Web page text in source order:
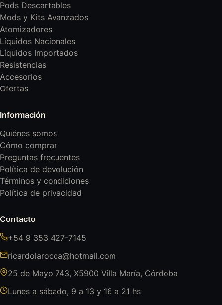
Pods Descartables
Mods y Kits Avanzados
Atomizadores
Líquidos Nacionales
Líquidos Importados
Resistencias
Accesorios
Ofertas
Información
Quiénes somos
Cómo comprar
Preguntas frecuentes
Política de devolución
Términos y condiciones
Política de privacidad
Contacto
+54 9 353 427-7145
ricardolarocca@hotmail.com
25 de Mayo 743, X5900 Villa María, Córdoba
Lunes a sábado, 9 a 13 y 16 a 21 hs